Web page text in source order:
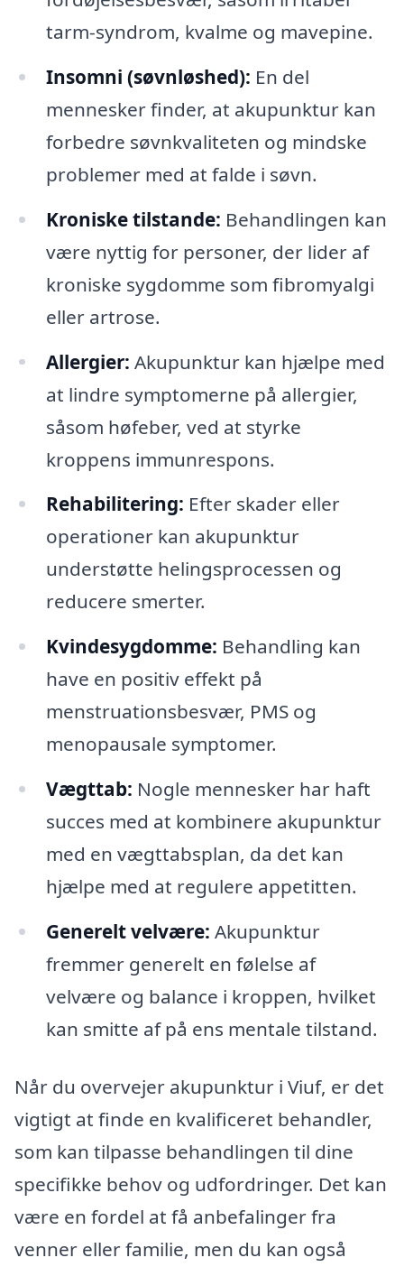
tarm-syndrom, kvalme og mavepine.
Insomni (søvnløshed): En del
mennesker finder, at akupunktur kan
forbedre søvnkvaliteten og mindske
problemer med at falde i søvn.
Kroniske tilstande: Behandlingen kan
være nyttig for personer, der lider af
kroniske sygdomme som fibromyalgi
eller artrose.
Allergier: Akupunktur kan hjælpe med
at lindre symptomerne på allergier,
såsom høfeber, ved at styrke
kroppens immunrespons.
Rehabilitering: Efter skader eller
operationer kan akupunktur
understøtte helingsprocessen og
reducere smerter.
Kvindesygdomme: Behandling kan
have en positiv effekt på
menstruationsbesvær, PMS og
menopausale symptomer.
Vægttab: Nogle mennesker har haft
succes med at kombinere akupunktur
med en vægttabsplan, da det kan
hjælpe med at regulere appetitten.
Generelt velvære: Akupunktur
fremmer generelt en følelse af
velvære og balance i kroppen, hvilket
kan smitte af på ens mentale tilstand.
Når du overvejer akupunktur i Viuf, er det
vigtigt at finde en kvalificeret behandler,
som kan tilpasse behandlingen til dine
specifikke behov og udfordringer. Det kan
være en fordel at få anbefalinger fra
venner eller familie, men du kan også